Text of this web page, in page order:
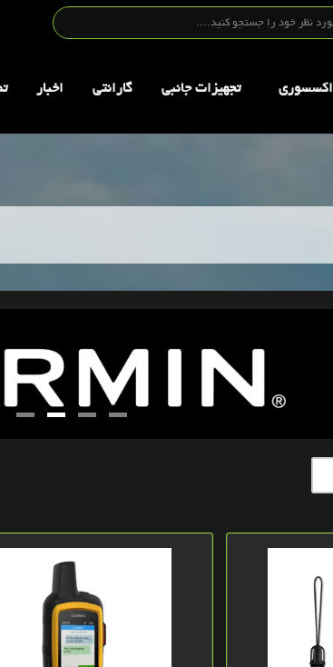
اکسسوری تجهيزات جانبي گارانتی اخبار